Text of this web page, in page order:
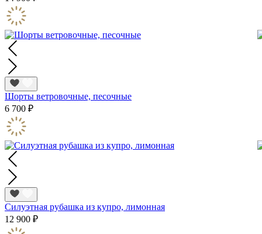
Шорты ветровочные, песочные
6 700 ₽
Силуэтная рубашка из купро, лимонная
12 900 ₽